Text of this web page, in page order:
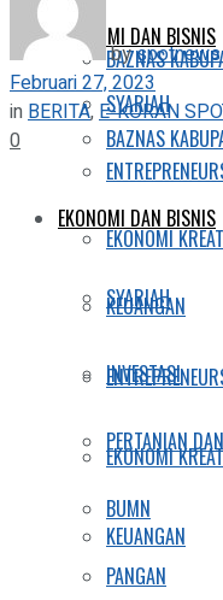
EKONOMI DAN BISNIS
SYARIAH
EKONOMI
KEUANGAN
INVESTASI
PERTANIAN
BUMN
PANGAN
BAZNAS
BAZNAS
EKONOMI DAN BISNIS
SYARIAH
EKONOMI
KEUANGAN
byspotnews
Februari 27, 2023
inBERITA,E-KORAN
0